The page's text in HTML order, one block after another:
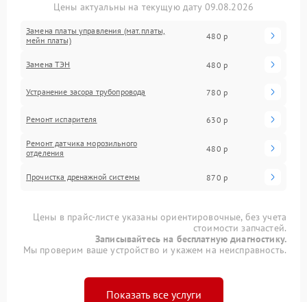
Цены актуальны на текущую дату 09.08.2026
Замена платы управления (мат.платы,
мейн платы)
480 р
Замена ТЭН 480 р
Устранение засора трубопровода 780 р
Ремонт испарителя 630 р
Ремонт датчика морозильного
отделения
480 р
Прочистка дренажной системы 870 р
Цены в прайс-листе указаны ориентировочные, без учета
стоимости запчастей.
Записывайтесь на бесплатную диагностику.
Мы проверим ваше устройство и укажем на неисправность.
Показать все услуги